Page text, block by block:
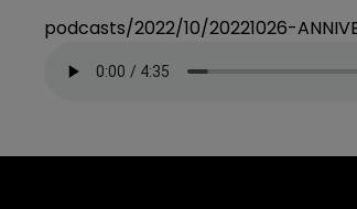
podcasts/2022/10/20221026-